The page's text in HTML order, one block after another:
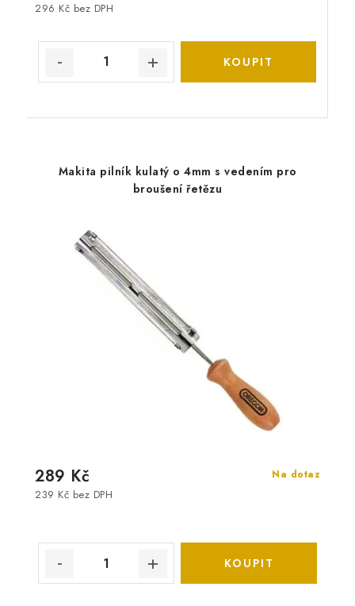
296 Kč bez DPH
Makita pilník kulatý o 4mm s vedením pro
broušení řetězu
Na dotaz
239 Kč bez DPH
289 Kč